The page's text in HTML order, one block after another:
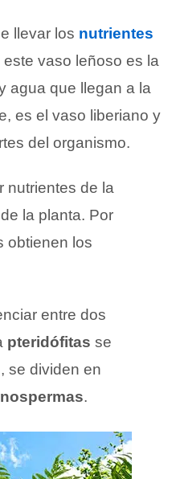
llevar los nutrientes
vaso leñoso es la
agua que llegan a la
es el vaso liberiano y
del organismo.
nutrientes de la
la planta. Por
obtienen los
entre dos
pteridófitas se
se dividen en
.